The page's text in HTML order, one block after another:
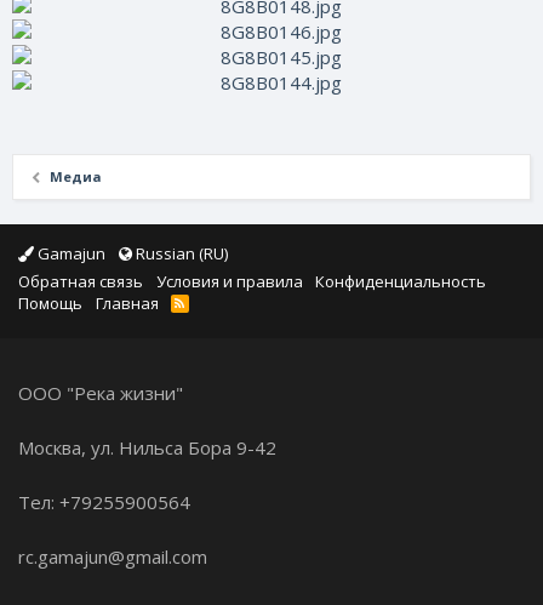
Медиа
Gamajun
Russian (RU)
Обратная связь
Условия и правила
Конфиденциальность
Помощь
Главная
ООО "Река жизни"
Москва, ул. Нильса Бора 9-42
Тел: +79255900564
rc.gamajun@gmail.com